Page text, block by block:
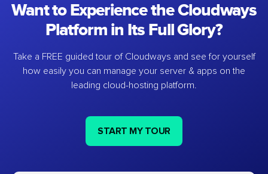
Want to Experience the Cloudways
Platform in Its Full Glory?
Take a FREE guided tour of Cloudways and see for yourself
how easily you can manage your server & apps on the
leading cloud-hosting platform.
START MY TOUR